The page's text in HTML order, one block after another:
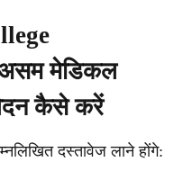
मेडिकल
कैसे करें
दस्तावेज लाने होंगे: